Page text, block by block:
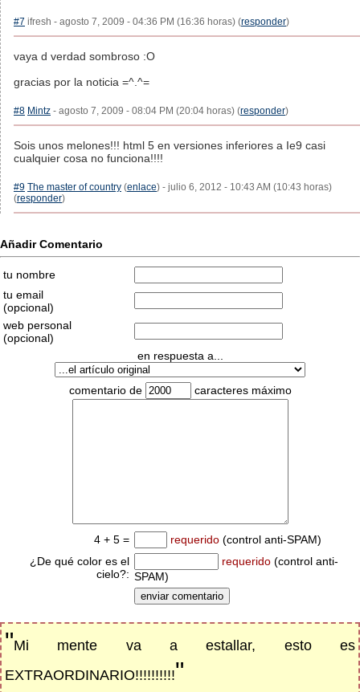
#7 ifresh - agosto 7, 2009 - 04:36 PM (16:36 horas) (responder)
vaya d verdad sombroso :O
gracias por la noticia =^.^=
#8 Mintz - agosto 7, 2009 - 08:04 PM (20:04 horas) (responder)
Sois unos melones!!! html 5 en versiones inferiores a Ie9 casi
cualquier cosa no funciona!!!!
#9 The master of country (enlace) - julio 6, 2012 - 10:43 AM (10:43 horas)
(responder)
Añadir Comentario
tu nombre
tu email
(opcional)
web personal
(opcional)
en respuesta a...
comentario de caracteres máximo
4 + 5 = requerido (control anti-SPAM)
¿De qué color es el
cielo?:
requerido (control anti-
SPAM)
"Mi mente va a estallar, esto es
EXTRAORDINARIO!!!!!!!!!!"